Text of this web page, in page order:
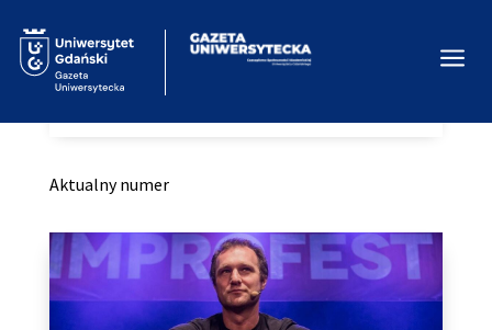
a
Aktualny numer